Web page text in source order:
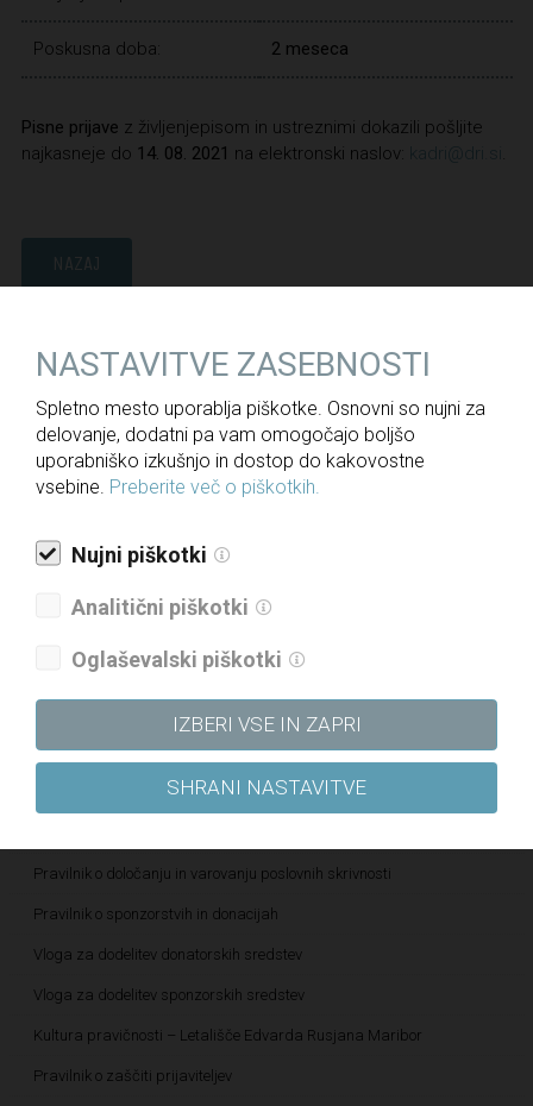
Poskusna doba: 2 meseca
Pisne prijave z življenjepisom in ustreznimi dokazili pošljite
najkasneje do 14. 08. 2021 na elektronski naslov: kadri@dri.si
NAZAJ
Za medije
Novice
Javne objave
Letna poročila
Politika prejemkov
Strategija skupine DRI za obdobje 2021–2025
Pravilnik o določanju in varovanju poslovnih skrivnosti
Pravilnik o sponzorstvih in donacijah
Vloga za dodelitev donatorskih sredstev
Vloga za dodelitev sponzorskih sredstev
Kultura pravičnosti – Letališče Edvarda Rusjana Maribor
Pravilnik o zaščiti prijaviteljev
NASTAVITVE ZASEBNOSTI
Spletno mesto uporablja piškotke. Osnovni so nujni za
delovanje, dodatni pa vam omogočajo boljšo
uporabniško izkušnjo in dostop do kakovostne
vsebine. Preberite več o piškotkih.
Nujni piškotki
Analitični piškotki
Oglaševalski piškotki
IZBERI VSE IN ZAPRI
SHRANI NASTAVITVE